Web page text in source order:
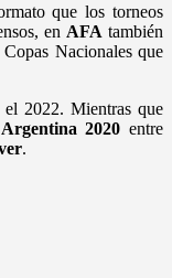
que los torneos
en AFA también
Nacionales que
el 2022. Mientras que
2020 entre
.